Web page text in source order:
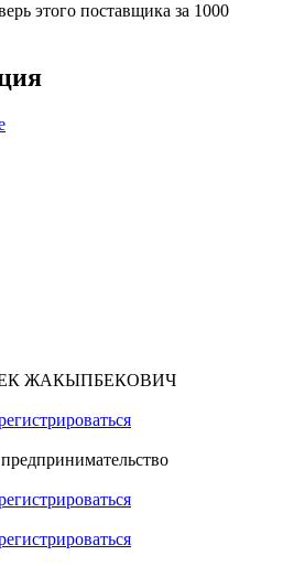
этого поставщика за 1000
ЖАКЫПБЕКОВИЧ